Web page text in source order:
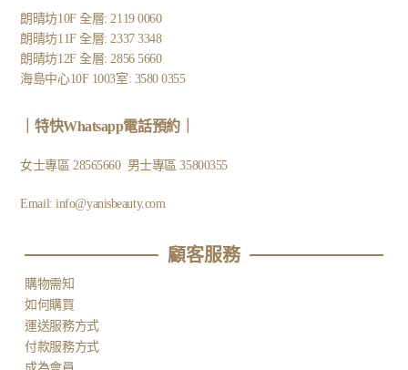
朗晴坊10F 全層: 2119 0060
朗晴坊11F 全層: 2337 3348
朗晴坊12F 全層: 2856 5660
海島中心10F 1003室: 3580 0355
特快Whatsapp電話預約｜
女士專區28565660 男士專區35800355
Email:info@yanisbeauty.com
顧客服務​
購物需知
如何購買
運送服務方式
付款服務方式